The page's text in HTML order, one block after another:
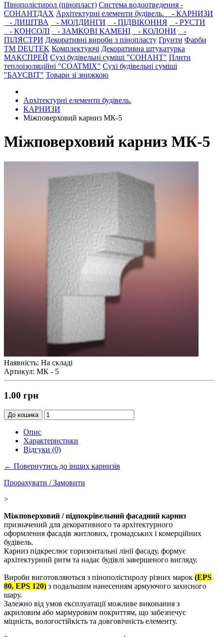
Пінополістирол (пінопласт) Система водоотведення -
СОНАНТДАХ Архітектурні елементи будівель.
- КАРНИЗИ
- ЛИШТВА
- МОЛДИНГИ - ПІДВІКОННЯ
- РУСТИ
- КОНСОЛІ
- ЗАМКОВІ КАМЕНІ - КОЛОНИ
-
ПІЛЯСТРИ Декоративні вироби з пінопласту Грунти Фарби
ТМ DEUTEK Комплектуючі Декоративна штукатурка
МАКСПРЕЙ Сухі будівельні суміші "СОНАНТ" Плити
теплоізоляційні "COATMIX" Сухі будівельні суміші
"БАУСВІТ" Товари зі знижкою
Архітектурні елементи будівель.
КАРНИЗИ
Міжповерховий карниз МК-5
Міжповерховий карниз МК-5
Наявність: На складі
Артикул: МК - 5
1.00 грн
До кошика
Опис
Характеристики
Відгуки (0)
← Повернутись до інших карнизів
Прорахувати / Замовити
>
Міжповерховий / підпокрівельний фасадний карниз
призначений для декоративного та архітектурного
оформлення фасадів житлових, громадських і комерційних
будівель.
Карниз підкреслює горизонтальні лінії фасаду, формує
архітектурний ритм та надає будівлі завершеного вигляду.
Вироби виготовляються з пінополістиролу різних марок (EPS
80, EPS 120) з подальшим нанесенням армуючого захисного
шару.
Залежно від умов експлуатації можливе виконання з
акриловим або мармуровим покриттям, що забезпечує
міцність, вологостійкість та довговічність елементу.